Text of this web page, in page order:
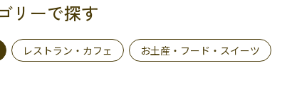
リーで探す
レストラン・カフェ お土産・フード・スイーツ